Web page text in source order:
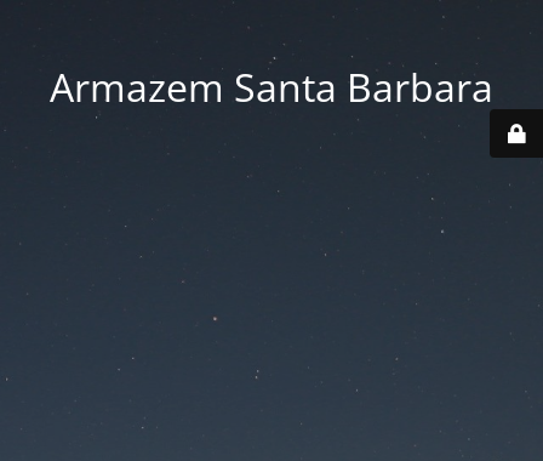
Armazem Santa Barbara